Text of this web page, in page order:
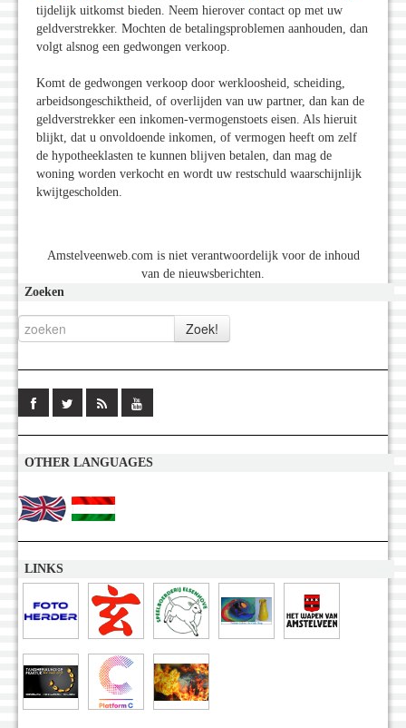
tijdelijk uitkomst bieden. Neem hierover contact op met uw
geldverstrekker. Mochten de betalingsproblemen aanhouden, dan
volgt alsnog een gedwongen verkoop.
Komt de gedwongen verkoop door werkloosheid, scheiding,
arbeidsongeschiktheid, of overlijden van uw partner, dan kan de
geldverstrekker een inkomen-vermogenstoets eisen. Als hieruit
blijkt, dat u onvoldoende inkomen, of vermogen heeft om zelf
de hypotheeklasten te kunnen blijven betalen, dan mag de
woning worden verkocht en wordt uw restschuld waarschijnlijk
kwijtgescholden.
Amstelveenweb.com is niet verantwoordelijk voor de inhoud
van de nieuwsberichten.
Zoeken
OTHER LANGUAGES
LINKS